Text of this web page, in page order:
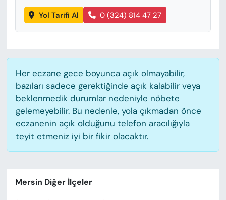
Yol Tarifi Al 0 (324) 814 47 27
Her eczane gece boyunca açık olmayabilir,
bazıları sadece gerektiğinde açık kalabilir veya
beklenmedik durumlar nedeniyle nöbete
gelemeyebilir. Bu nedenle, yola çıkmadan önce
eczanenin açık olduğunu telefon aracılığıyla
teyit etmeniz iyi bir fikir olacaktır.
Mersin Diğer İlçeler
KÜLTÜR-SANAT
YAZAR KÖŞESİ
SİYASET
VAN VE DİYARBAKIR HABERLERİ